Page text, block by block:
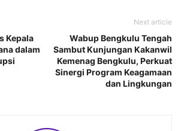
Kepala
dalam
Next article
Wabup Bengkulu Tengah
Sambut Kunjungan Kakanwil
Kemenag Bengkulu, Perkuat
Sinergi Program Keagamaan
dan Lingkungan